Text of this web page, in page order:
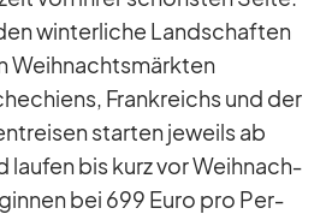
win­ter­li­che Land­schaf­ten
Weih­nachts­märk­ten
Frank­reichs und der
star­ten je­weils ab
lau­fen bis kurz vor Weih­nach­
bei 699 Euro pro Per­